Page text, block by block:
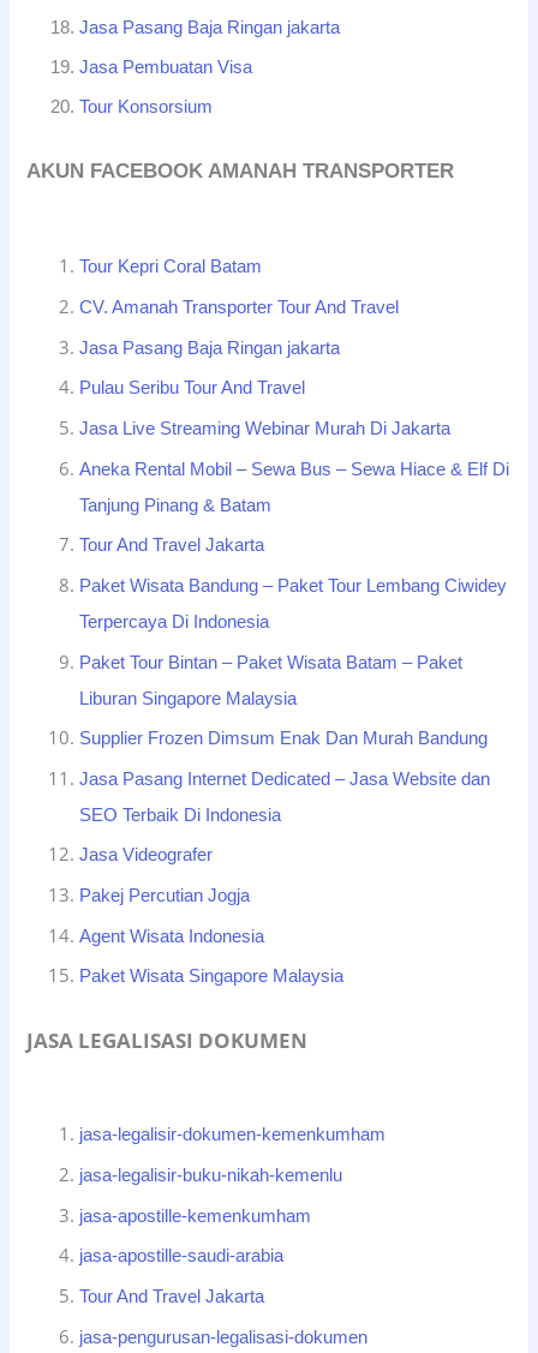
Jasa Pasang Baja Ringan jakarta
Jasa Pembuatan Visa
Tour Konsorsium
AKUN FACEBOOK AMANAH TRANSPORTER
Tour Kepri Coral Batam
CV. Amanah Transporter Tour And Travel
Jasa Pasang Baja Ringan jakarta
Pulau Seribu Tour And Travel
Jasa Live Streaming Webinar Murah Di Jakarta
Aneka Rental Mobil – Sewa Bus – Sewa Hiace & Elf Di
Tanjung Pinang & Batam
Tour And Travel Jakarta
Paket Wisata Bandung – Paket Tour Lembang Ciwidey
Terpercaya Di Indonesia
Paket Tour Bintan – Paket Wisata Batam – Paket
Liburan Singapore Malaysia
Supplier Frozen Dimsum Enak Dan Murah Bandung
Jasa Pasang Internet Dedicated – Jasa Website dan
SEO Terbaik Di Indonesia
Jasa Videografer
Pakej Percutian Jogja
Agent Wisata Indonesia
Paket Wisata Singapore Malaysia
JASA LEGALISASI DOKUMEN
jasa-legalisir-dokumen-kemenkumham
jasa-legalisir-buku-nikah-kemenlu
jasa-apostille-kemenkumham
jasa-apostille-saudi-arabia
Tour And Travel Jakarta
jasa-pengurusan-legalisasi-dokumen